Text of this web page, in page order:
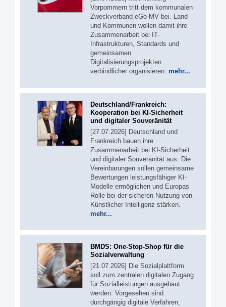
Vorpommern tritt dem kommunalen
Zweckverband eGo-MV bei. Land
und Kommunen wollen damit ihre
Zusammenarbeit bei IT-
Infrastrukturen, Standards und
gemeinsamen
Digitalisierungsprojekten
verbindlicher organisieren. mehr...
Deutschland/Frankreich:
Kooperation bei KI-Sicherheit
und digitaler Souveränität
[27.07.2026] Deutschland und
Frankreich bauen ihre
Zusammenarbeit bei KI-Sicherheit
und digitaler Souveränität aus. Die
Vereinbarungen sollen gemeinsame
Bewertungen leistungsfähiger KI-
Modelle ermöglichen und Europas
Rolle bei der sicheren Nutzung von
Künstlicher Intelligenz stärken.
mehr...
BMDS: One-Stop-Shop für die
Sozialverwaltung
[21.07.2026] Die Sozialplattform
soll zum zentralen digitalen Zugang
für Sozialleistungen ausgebaut
werden. Vorgesehen sind
durchgängig digitale Verfahren,